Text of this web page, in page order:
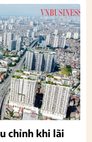
chỉnh khi lãi